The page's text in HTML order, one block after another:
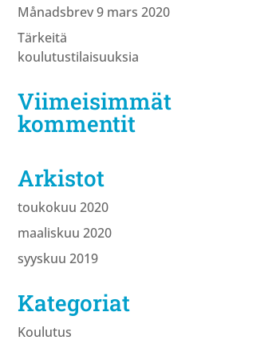
Månadsbrev 9 mars 2020
Tärkeitä
koulutustilaisuuksia
Viimeisimmät
kommentit
Arkistot
toukokuu 2020
maaliskuu 2020
syyskuu 2019
Kategoriat
Koulutus